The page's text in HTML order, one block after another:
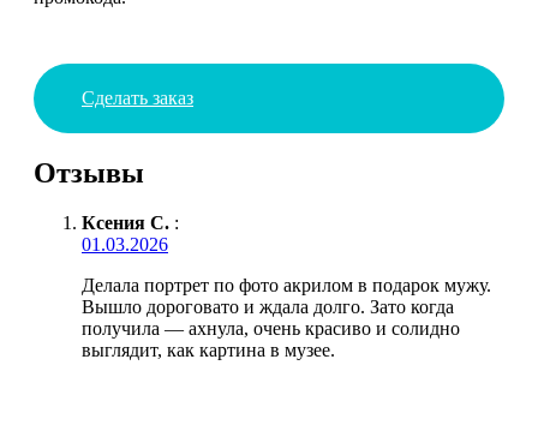
Сделать заказ
Отзывы
Ксения С. :
01.03.2026
Делала портрет по фото акрилом в подарок мужу.
Вышло дороговато и ждала долго. Зато когда
получила — ахнула, очень красиво и солидно
выглядит, как картина в музее.